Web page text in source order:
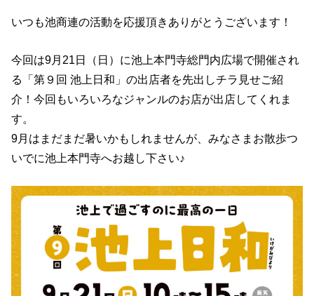
いつも池商連の活動を応援頂きありがとうございます！
今回は9月21日（日）に池上本門寺総門内広場で開催され
る「第９回 池上日和」の出店者を先出しチラ見せご紹
介！今回もいろいろなジャンルのお店が出店してくれま
す。
9月はまだまだ暑いかもしれませんが、みなさまお散歩つ
いでに池上本門寺へお越し下さい♪